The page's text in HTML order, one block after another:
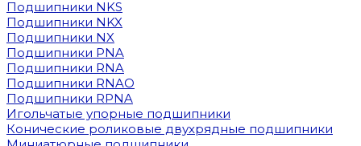
Подшипники NKS
Подшипники NKX
Подшипники NX
Подшипники PNA
Подшипники RNA
Подшипники RNAO
Подшипники RPNA
Игольчатые упорные подшипники
Конические роликовые двухрядные подшипники